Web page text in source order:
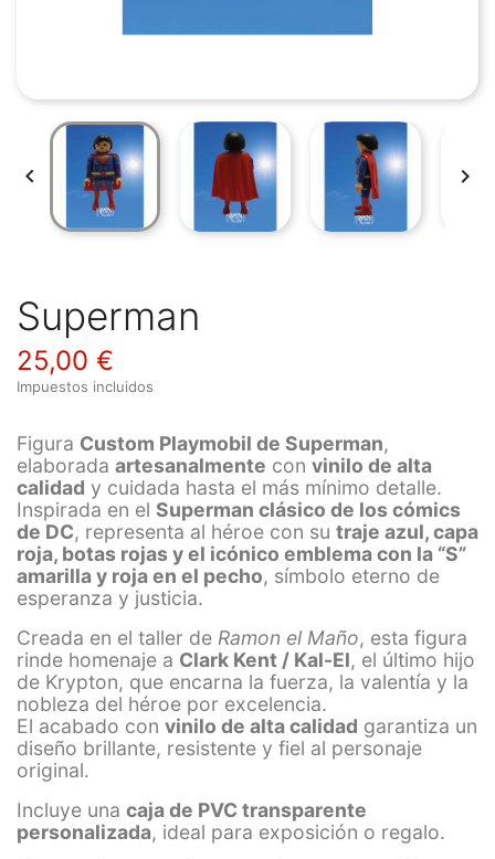
 
Superman
25,00 €
Impuestos incluidos
Figura Custom Playmobil de Superman,
elaborada artesanalmente con vinilo de alta
calidad y cuidada hasta el más mínimo detalle.
Inspirada en el Superman clásico de los cómics
de DC, representa al héroe con su traje azul, capa
roja, botas rojas y el icónico emblema con la “S”
amarilla y roja en el pecho, símbolo eterno de
esperanza y justicia.
Creada en el taller de Ramon el Maño, esta figura
rinde homenaje a Clark Kent / Kal-El, el último hijo
de Krypton, que encarna la fuerza, la valentía y la
nobleza del héroe por excelencia.
El acabado con vinilo de alta calidad garantiza un
diseño brillante, resistente y fiel al personaje
original.
Incluye una caja de PVC transparente
personalizada, ideal para exposición o regalo.